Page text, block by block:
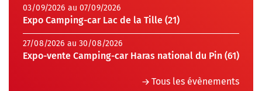
03/09/2026 au 07/09/2026
Expo Camping-car Lac de la Tille (21)
27/08/2026 au 30/08/2026
Expo-vente Camping-car Haras national du Pin (61)
Tous les évènements